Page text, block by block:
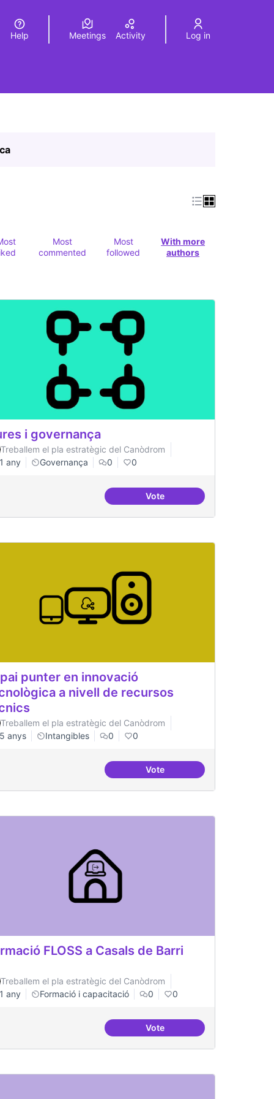
Elegir el idiomaChoose language
Help Meetings Activity Log in
Most
commented
Most
followed
With more
authors
i governança
Treballem el pla estratègic del Canòdrom
1 any
Governança 0 0
VoteCures i governança
punter en innovació
a nivell de recursos
Treballem el pla estratègic del Canòdrom
5 anys
Intangibles 0 0
VoteEspai punter en innovació
de migració a FLOSS
FLOSS a Casals de Barri
Treballem el pla estratègic del Canòdrom
1 any
Formació i capacitació 0 0
VoteFormació FLOSS a Casals